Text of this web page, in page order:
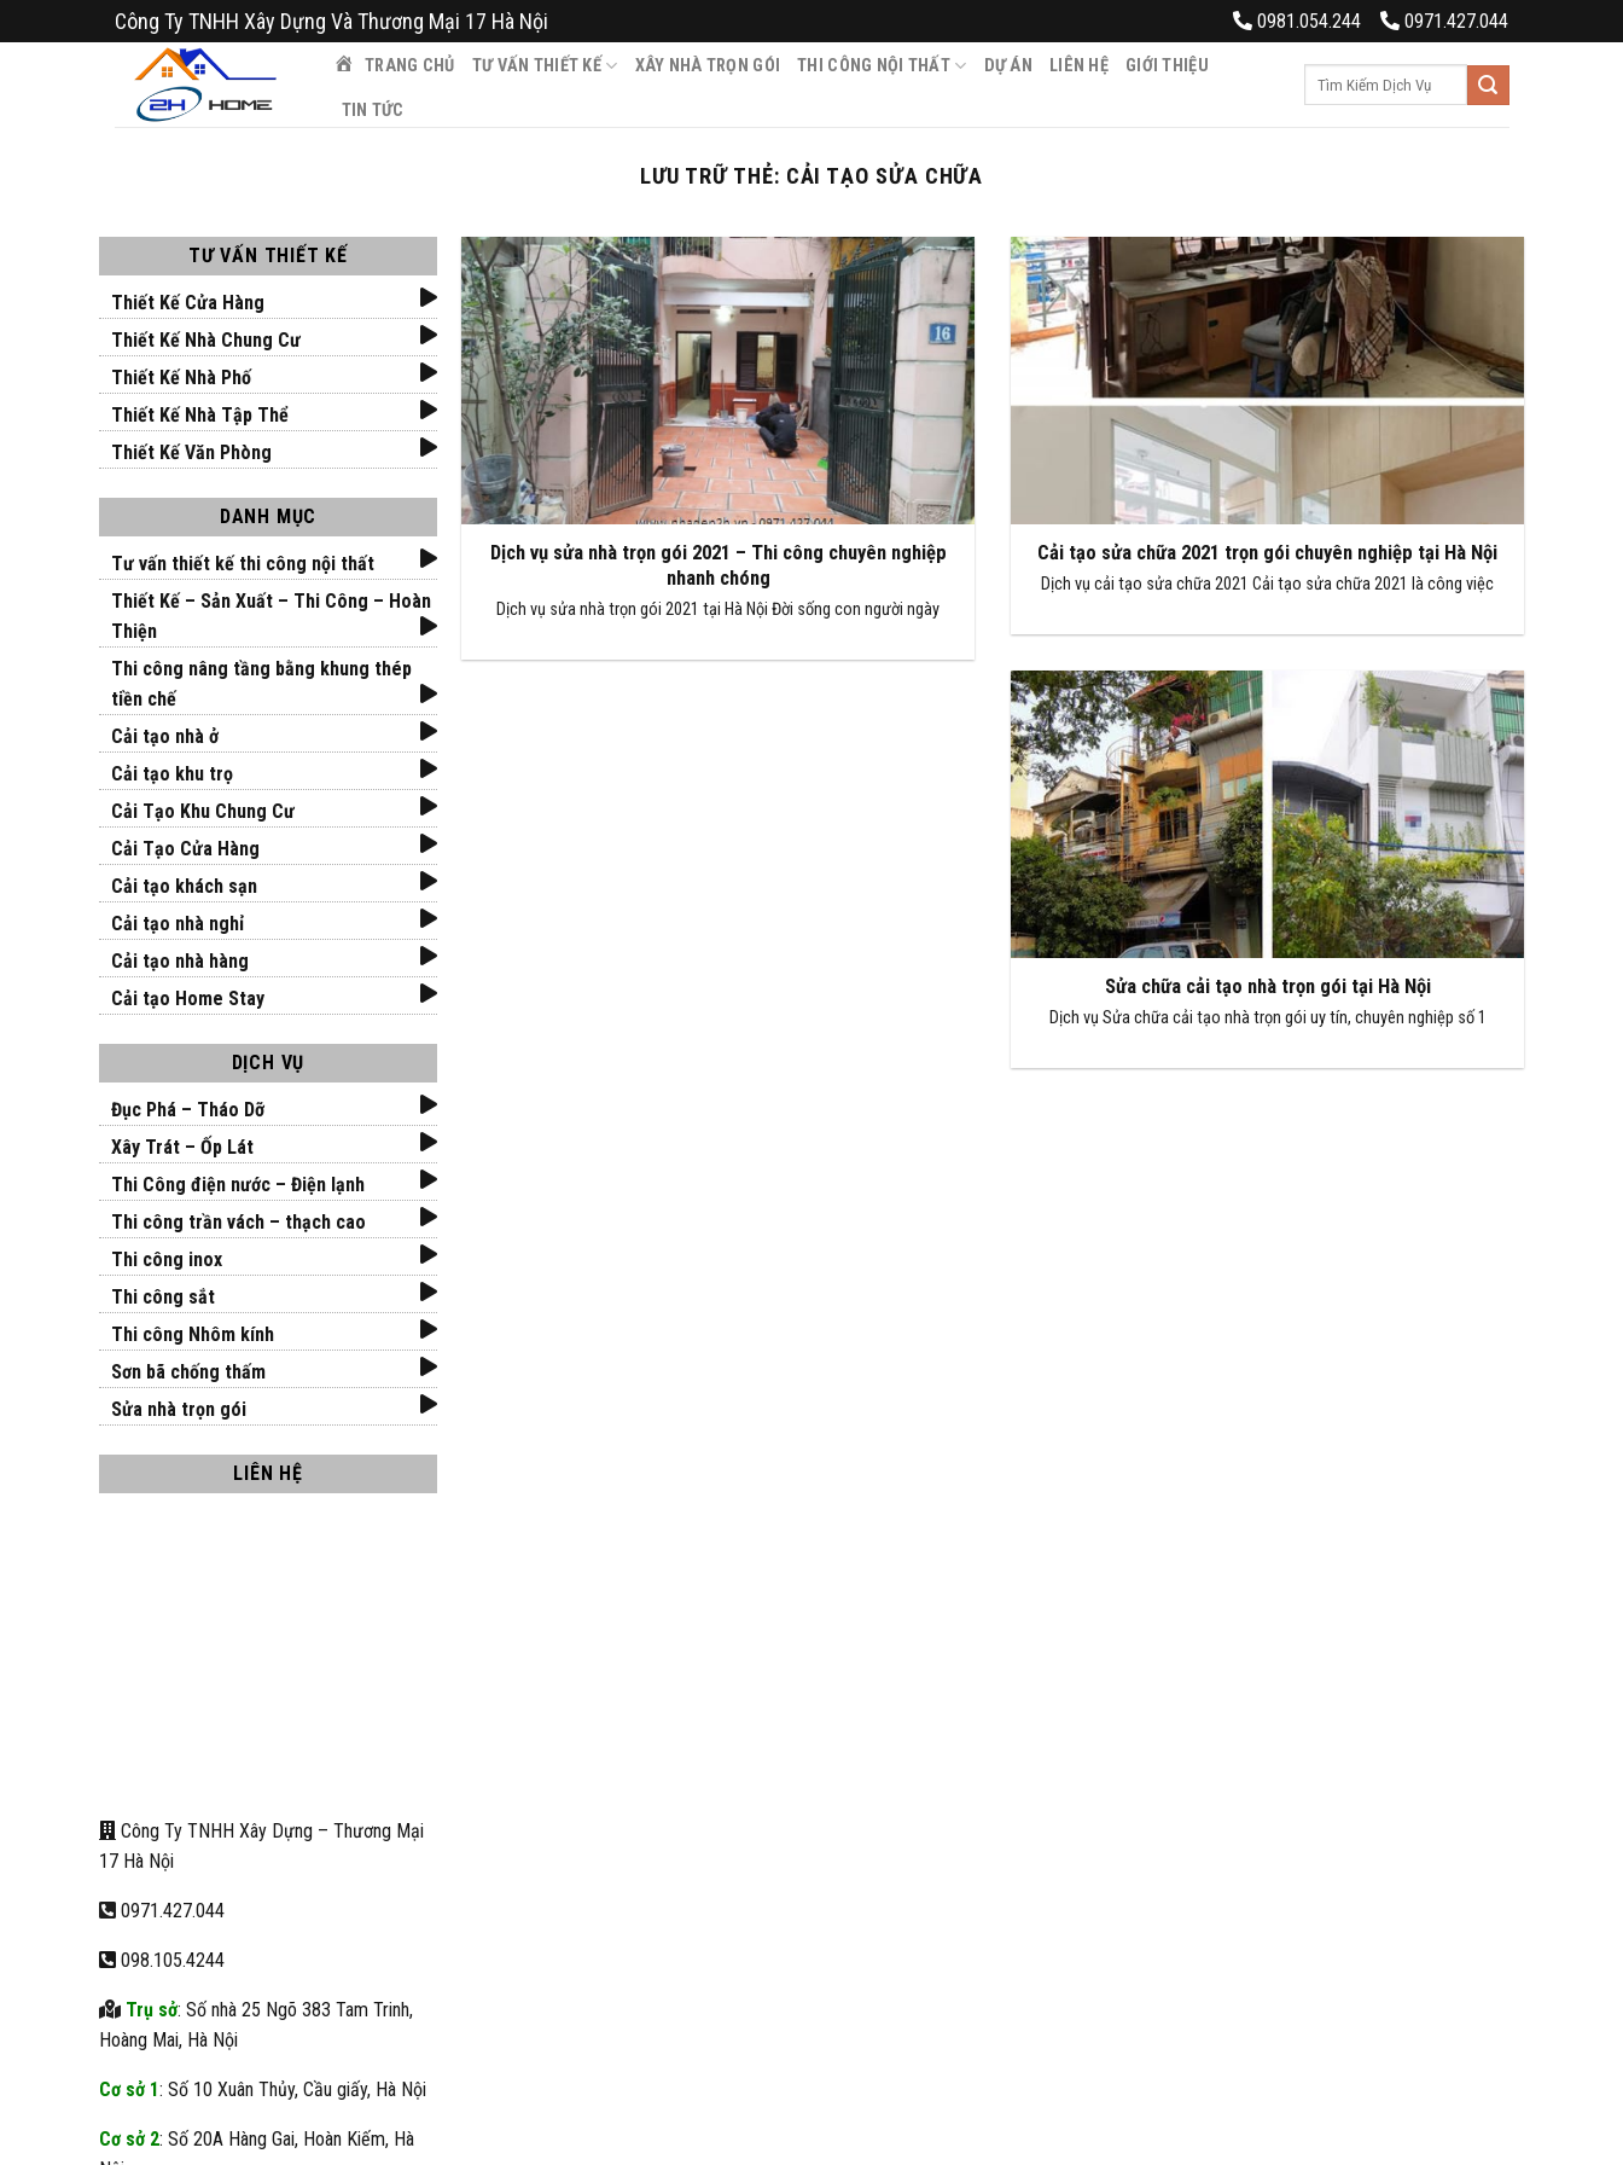
qua
Công Ty TNHH Xây Dựng Và Thương Mại 17 Hà Nội 0981.054.244 0971.427.044
TRANG CHỦ TƯ VẤN THIẾT KẾ XÂY NHÀ TRỌN GÓI THI CÔNG NỘI THẤT DỰ ÁN LIÊN HỆ GIỚI THIỆU
TIN TỨC
LƯU TRỮ THẺ: CẢI TẠO SỬA CHỮA
TƯ VẤN THIẾT KẾ
Thiết Kế Cửa Hàng
Thiết Kế Nhà Chung Cư
Thiết Kế Nhà Phố
Thiết Kế Nhà Tập Thể
Thiết Kế Văn Phòng
DANH MỤC
Tư vấn thiết kế thi công nội thất
Thiết Kế – Sản Xuất – Thi Công – Hoàn
Thiện
Thi công nâng tầng bằng khung thép
tiền chế
Cải tạo nhà ở
Cải tạo khu trọ
Cải Tạo Khu Chung Cư
Cải Tạo Cửa Hàng
Cải tạo khách sạn
Cải tạo nhà nghỉ
Cải tạo nhà hàng
Cải tạo Home Stay
DỊCH VỤ
Đục Phá – Tháo Dỡ
Xây Trát – Ốp Lát
Thi Công điện nước – Điện lạnh
Thi công trần vách – thạch cao
Thi công inox
Thi công sắt
Thi công Nhôm kính
Sơn bã chống thấm
Sửa nhà trọn gói
LIÊN HỆ
Công Ty TNHH Xây Dựng – Thương Mại
17 Hà Nội
0971.427.044
098.105.4244
Trụ sở: Số nhà 25 Ngõ 383 Tam Trinh,
Hoàng Mai, Hà Nội
Cơ sở 1: Số 10 Xuân Thủy, Cầu giấy, Hà Nội
Cơ sở 2: Số 20A Hàng Gai, Hoàn Kiếm, Hà
Dịch vụ sửa nhà trọn gói 2021 – Thi công chuyên nghiệp
nhanh chóng
Dịch vụ sửa nhà trọn gói 2021 tại Hà Nội Đời sống con người ngày
Cải tạo sửa chữa 2021 trọn gói chuyên nghiệp tại Hà Nội
Dịch vụ cải tạo sửa chữa 2021 Cải tạo sửa chữa 2021 là công việc
Sửa chữa cải tạo nhà trọn gói tại Hà Nội
Dịch vụ Sửa chữa cải tạo nhà trọn gói uy tín, chuyên nghiệp số 1